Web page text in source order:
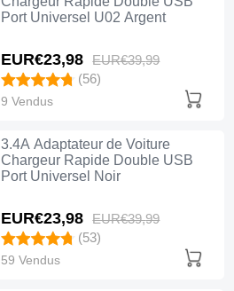
Port Universel U02 Argent
EUR€23,98 EUR€39,99
(56)
9 Vendus
3.4A Adaptateur de Voiture
Chargeur Rapide Double USB
Port Universel Noir
EUR€23,98 EUR€39,99
(53)
59 Vendus